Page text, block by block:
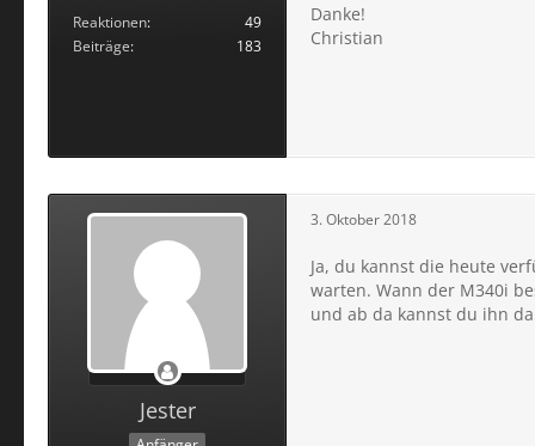
Reaktionen
49
Beiträge
183
Danke!
Christian
Jester
3. Oktober 2018
Ja, du kannst die heute
warten. Wann der M340i
und ab da kannst du ihn